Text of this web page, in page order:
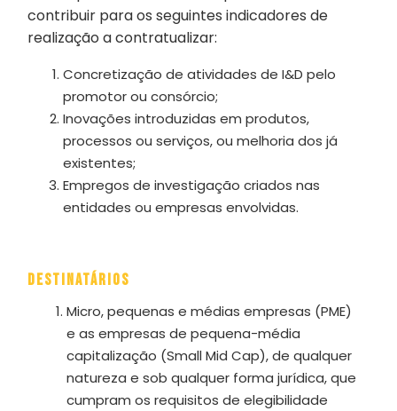
contribuir para os seguintes indicadores de
realização a contratualizar:
Concretização de atividades de I&D pelo
promotor ou consórcio;
Inovações introduzidas em produtos,
processos ou serviços, ou melhoria dos já
existentes;
Empregos de investigação criados nas
entidades ou empresas envolvidas.
Destinatários
Micro, pequenas e médias empresas (PME)
e as empresas de pequena-média
capitalização (Small Mid Cap), de qualquer
natureza e sob qualquer forma jurídica, que
cumpram os requisitos de elegibilidade